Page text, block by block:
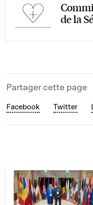
de la
Partager cette page
Facebook Twitter